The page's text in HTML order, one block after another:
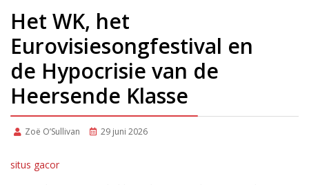
Het WK, het
Eurovisiesongfestival en
de Hypocrisie van de
Heersende Klasse
Zoë O’Sullivan 29 juni 2026
situs gacor